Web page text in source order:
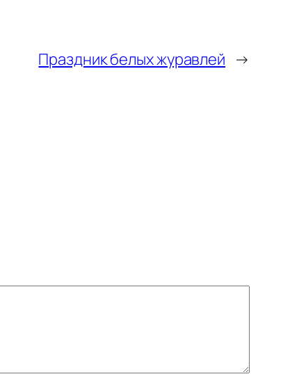
Праздник белых журавлей →